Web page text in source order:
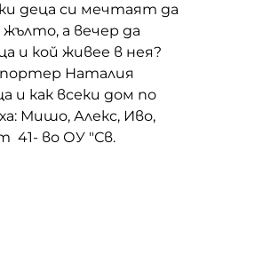
деца си мечтаят да
а вечер да
и кой живее в нея?
Наталия
и как всеки дом по
Мишо, Алекс, Иво,
41- во ОУ "Св.